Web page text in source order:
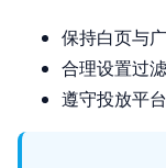
保持白页与
合理设置过
遵守投放平